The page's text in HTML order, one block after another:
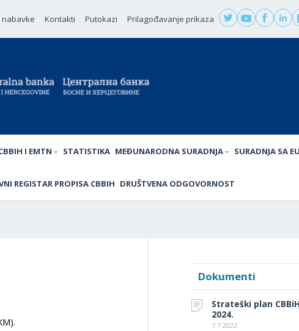
nabavke Kontakti Putokazi Prilagođavanje prikaza
I EMTN STATISTIKA MEĐUNARODNA SURADNJA SURADNJA SA EU
REGISTAR PROPISA CBBIH DRUŠTVENA ODGOVORNOST
Dokumenti
Strateški plan
2024.
7.7.2022.